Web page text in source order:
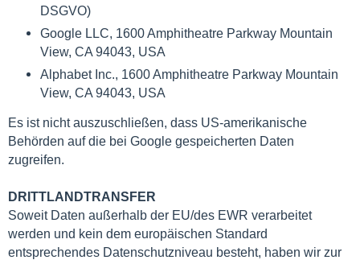
DSGVO)
Google LLC, 1600 Amphitheatre Parkway Mountain
View, CA 94043, USA
Alphabet Inc., 1600 Amphitheatre Parkway Mountain
View, CA 94043, USA
Es ist nicht auszuschließen, dass US-amerikanische
Behörden auf die bei Google gespeicherten Daten
zugreifen.
DRITTLANDTRANSFER
Soweit Daten außerhalb der EU/des EWR verarbeitet
werden und kein dem europäischen Standard
entsprechendes Datenschutzniveau besteht, haben wir zur